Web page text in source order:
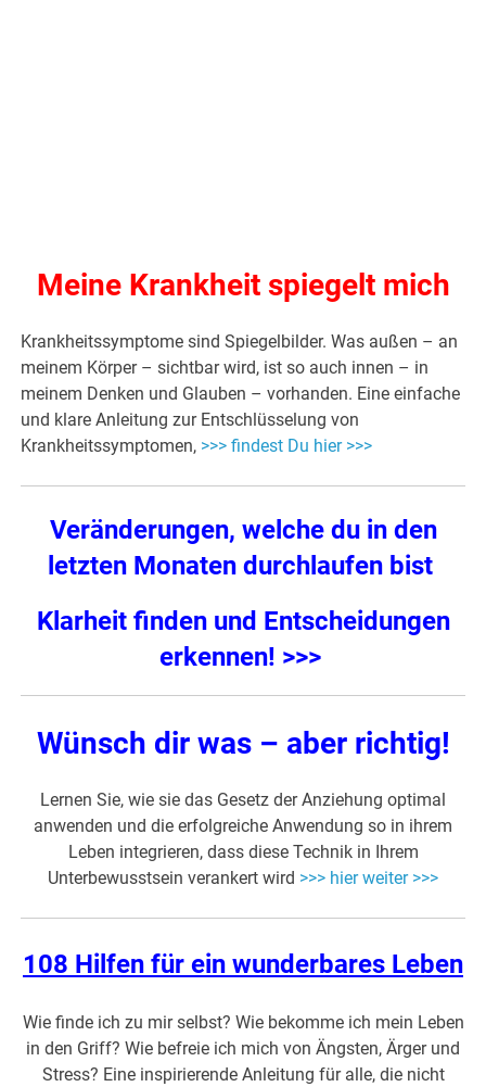
Meine Krankheit spiegelt mich
Krankheitssymptome sind Spiegelbilder. Was außen – an
meinem Körper – sichtbar wird, ist so auch innen – in
meinem Denken und Glauben – vorhanden. Eine einfache
und klare Anleitung zur Entschlüsselung von
Krankheitssymptomen, >>> findest Du hier >>>
Veränderungen, welche du in den
letzten Monaten durchlaufen bist
Klarheit finden und Entscheidungen
erkennen! >>>
Wünsch dir was – aber richtig!
Lernen Sie, wie sie das Gesetz der Anziehung optimal
anwenden und die erfolgreiche Anwendung so in ihrem
Leben integrieren, dass diese Technik in Ihrem
Unterbewusstsein verankert wird >>> hier weiter >>>
108 Hilfen für ein wunderbares Leben
Wie finde ich zu mir selbst? Wie bekomme ich mein Leben
in den Griff? Wie befreie ich mich von Ängsten, Ärger und
Stress? Eine inspirierende Anleitung für alle, die nicht